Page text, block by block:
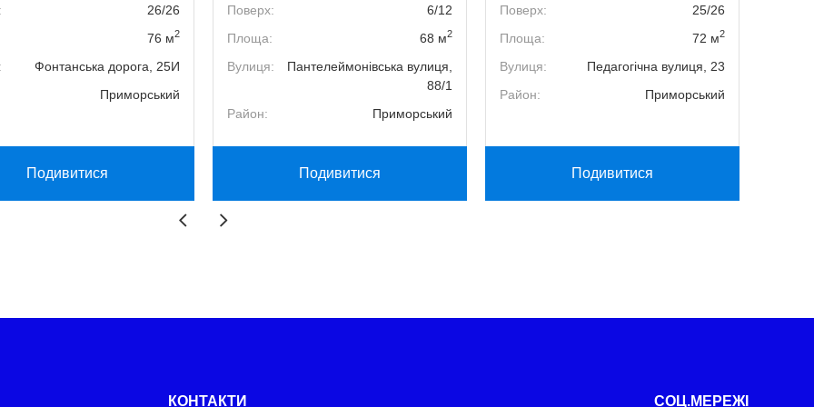
26/26
76 м2
Фонтанська дорога, 25И
Приморський
Подивитися
Поверх:
6/12
Площа:
68 м2
Вулиця:
Пантелеймонівська вулиця,
88/1
Район:
Приморський
Подивитися
Поверх:
25/26
Площа:
72 м2
Вулиця:
Педагогічна вулиця, 23
Район:
Приморський
Подивитися
КОНТАКТИ СОЦ.МЕРЕЖІ